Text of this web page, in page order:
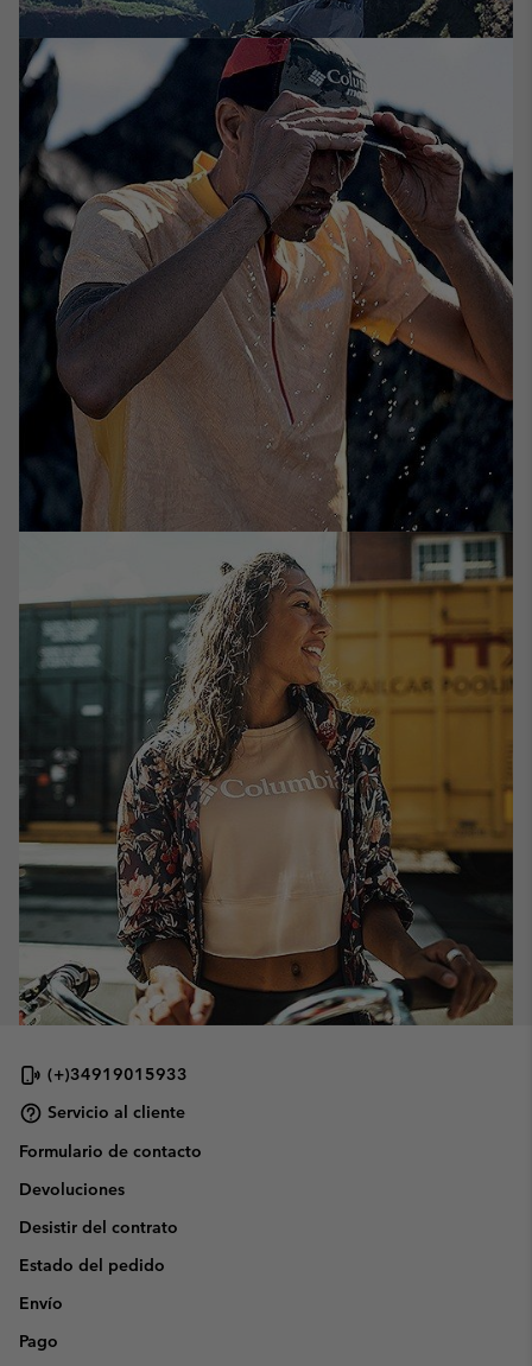
(+)34919015933
Servicio al cliente
Formulario de contacto
Devoluciones
Desistir del contrato
Estado del pedido
Envío
Pago